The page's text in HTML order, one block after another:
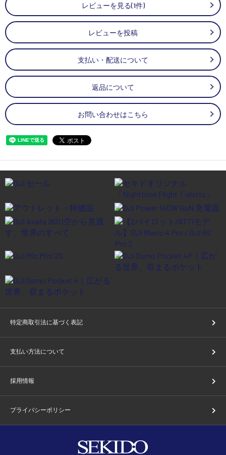
レビューを見る(1件)
レビューを投稿
支払い・配送について
返品について
お問い合わせはこちら
特定商取引法に基づく表記
支払い方法について
採用情報
プライバシーポリシー